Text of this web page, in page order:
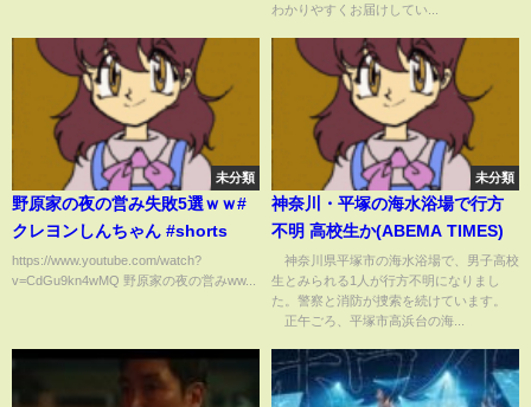
わかりやすくお届けしてい...
未分類
野原家の夜の営み失敗5選ｗｗ#
クレヨンしんちゃん #shorts
https://www.youtube.com/watch?
v=CdGu9kn4wMQ 野原家の夜の営みww...
未分類
神奈川・平塚の海水浴場で行方
不明 高校生か(ABEMA TIMES)
神奈川県平塚市の海水浴場で、男子高校
生とみられる1人が行方不明になりまし
た。警察と消防が捜索を続けています。
正午ごろ、平塚市高浜台の海...